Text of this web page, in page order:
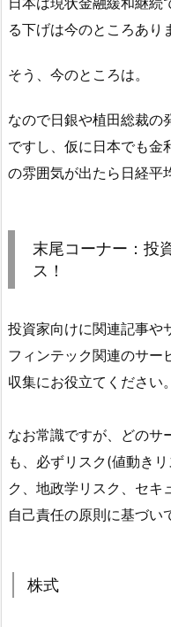
る下げは今のところあり
そう、今のところは。
なので日銀や植田総裁の
ですし、仮に日本でも金
の雰囲気が出たら日経平
末尾コーナー：投
ス！
投資家向けに関連記事や
フィンテック関連のサー
収集にお役立てください。
なお常識ですが、どのサ
も、必ずリスク(値動き
ク、地政学リスク、セキ
自己責任の原則に基づい
株式